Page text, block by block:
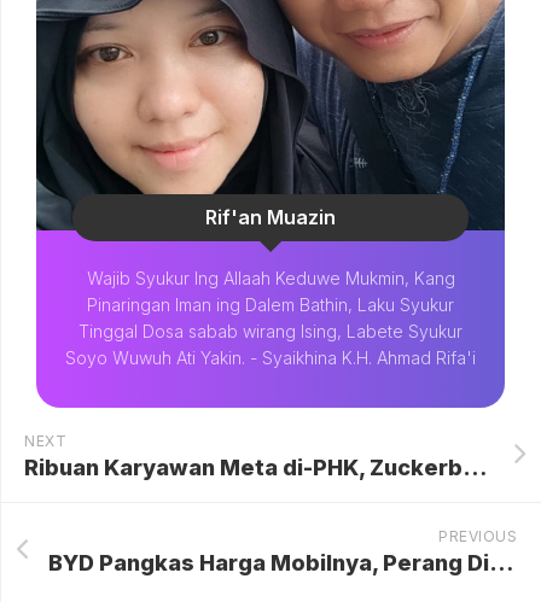
Rif'an Muazin
Wajib Syukur Ing Allaah Keduwe Mukmin, Kang
Pinaringan Iman ing Dalem Bathin, Laku Syukur
Tinggal Dosa sabab wirang Ising, Labete Syukur
Soyo Wuwuh Ati Yakin. - Syaikhina K.H. Ahmad Rifa'i
NEXT
Ribuan Karyawan Meta di-PHK, Zuckerberg: Demi Biayai AI
PREVIOUS
BYD Pangkas Harga Mobilnya, Perang Diskon Otomotif China Makin Sengit Meski Diperingatkan Pemerintah